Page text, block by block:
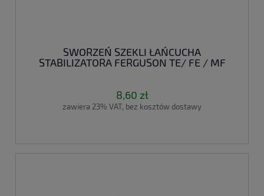
SWORZEŃ SZEKLI ŁAŃCUCHA
STABILIZATORA FERGUSON TE/ FE / MF
8,60 zł
zawiera 23% VAT, bez kosztów dostawy